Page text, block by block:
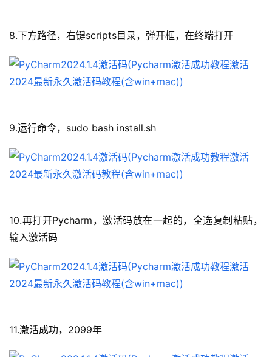
8.下方路径，右键scripts目录，弹开框，在终端打开
9.运行命令，sudo bash install.sh
10.再打开Pycharm，激活码放在一起的，全选复制粘贴，
输入激活码
11.激活成功，2099年